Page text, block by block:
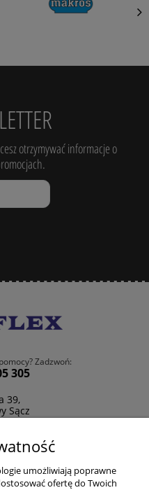
otrzymywać informacje o
Zadzwoń:
305
39,
Sącz
Facebook
umożliwiają poprawne
ofertę do Twoich